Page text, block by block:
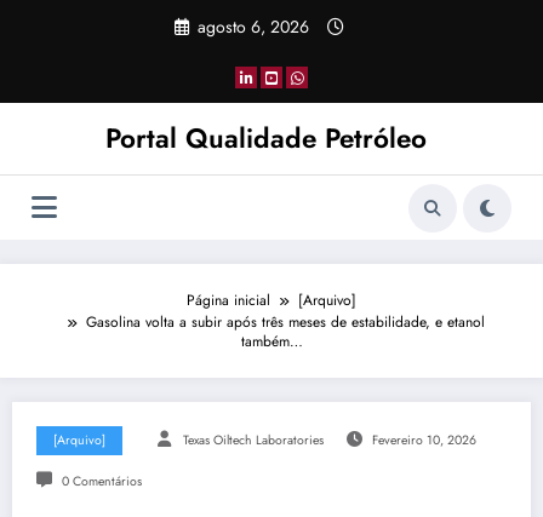
agosto 6, 2026
Portal Qualidade Petróleo
Página inicial
[Arquivo]
Gasolina volta a subir após três meses de estabilidade, e etanol
também…
[Arquivo] Texas Oiltech Laboratories Fevereiro 10, 2026
0 Comentários